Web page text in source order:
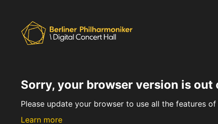
Sorry, your browser version is out
Please update your browser to use all the features
Learn more